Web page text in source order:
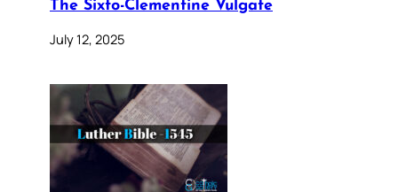
The Sixto-Clementine Vulgate
July 12, 2025